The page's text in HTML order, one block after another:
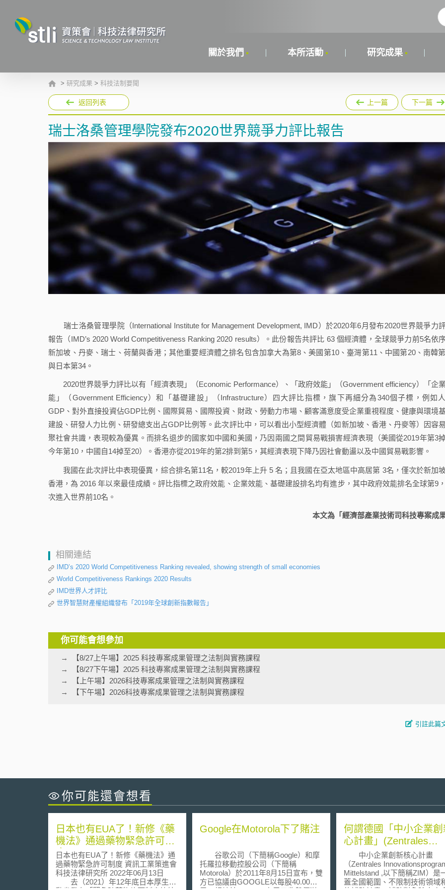
關於我們 本所活動 研究成果
> 研究成果 > 科技法制要聞
返回列表 上一篇 下一篇
瑞士洛桑管理學院發布2020世界競爭力評比報告
瑞士洛桑管理學院（International Institute for Management Development, IMD）於2020年6月發布2020世界競爭力
報告（IMD’s 2020 World Competitiveness Ranking 2020 results）。此份報告共評比 63 個經濟體，全球競爭力前5名依
新加坡、丹麥、瑞士、荷蘭與香港；其他重要經濟體之排名包含加拿大為第8、美國第10、臺灣第11、中國第20、南韓
與日本第34。
2020世界競爭力評比以有「經濟表現」（Economic Performance）、「政府效能」（Government efficiency）「企
能」（Government Efficiency）和「基礎建設」（Infrastructure）四大評比指標，旗下再細分為340個子標，例如
GDP、對外直接投資佔GDP比例、國際貿易、國際投資、財政、勞動力市場、顧客滿意度受企業重視程度、健康與環境
建設、研發人力比例、研發總支出占GDP比例等。此次評比中，可以看出小型經濟體（如新加坡、香港、丹麥等）因容
聚社會共識，表現較為優異。而排名退步的國家如中國和美國，乃因兩國之間貿易戰損害經濟表現（美國從2019年第3
今年第10，中國自14掉至20）。香港亦從2019年的第2排到第5，其經濟表現下降乃因社會動盪以及中國貿易戰影響。
我國在此次評比中表現優異，綜合排名第11名，較2019年上升 5 名；且我國在亞太地區中高居第 3名，僅次於新加
香港，為 2016 年以來最佳成績。評比指標之政府效能、企業效能、基礎建設排名均有進步，其中政府效能排名全球第9
次進入世界前10名。
本文為「經濟部產業技術司科技專案成果
相關連結
IMD’s 2020 World Competitiveness Ranking revealed, showing strength of small economies
World Competitiveness Rankings 2020 Results
IMD世界人才評比
世界智慧財產權組織發布「2019年全球創新指數報告」
你可能會想參加
【8/27上午場】2025 科技專案成果管理之法制與實務課程
【8/27下午場】2025 科技專案成果管理之法制與實務課程
【上午場】2026科技專案成果管理之法制與實務課程
【下午場】2026科技專案成果管理之法制與實務課程
引註此篇
你可能還會想看
日本也有EUA了！新修《藥
機法》通過藥物緊急許可制
度
日本也有EUA了！新修《藥機法》通
過藥物緊急許可制度 資訊工業策進會
科技法律研究所 2022年06月13日
去（2021）年12年底日本厚生勞
Google在Motorola下了賭注
谷歌公司（下簡稱Google）和摩
托羅拉移動控股公司（下簡稱
Motorola）於2011年8月15日宣布，雙
方已協議由GOOGLE以每股40.00美
何謂德國「中小企業
心計畫」(Zentrales
Innovationsprogramm
Mittelstand)？
中小企業創新核心計畫
（Zentrales
Mittelstand ,以下簡稱ZIM）是
蓋全國範圍、不限制技術領域